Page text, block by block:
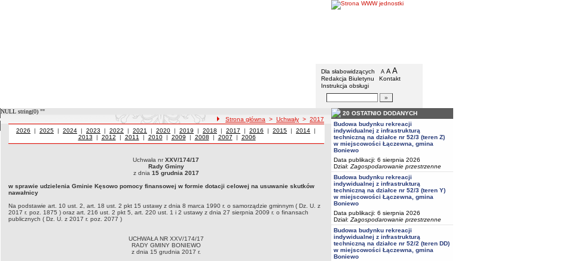
Urząd Gminy w Boniewie
Menu dodatkowe
Dla słabowidzących A pomniejsz czcionkę
A standardowy rozmiar czcionki
A
Redakcja Biuletynu
Kontakt
Instrukcja obsługi
Wyszukiwarka artykułów
NULL string(0) ""
ścieżka nawigacji
Strona główna > Uchwały > 2017
Uchwały z roku
2026 | Uchwały z roku
2025 | Uchwały z roku
2024 | Uchwały z roku
2023 | Uchwały z roku
2022 | Uchwały z roku
2021 | Uchwały z roku
2020 | Uchwały z roku
2019 | Uchwały z roku
2018 | Uchwały z roku
2017 | Uchwały z roku
2016 | Uchwały z roku
2015 | Uchwały z roku
2014 |
Uchwały z roku
2013 | Uchwały z roku
2012 | Uchwały z roku
2011 | Uchwały z roku
2010| Uchwały z roku
2009 | Uchwały z roku
2008 | Uchwały z roku
2007 | Uchwały z roku
2006
Uchwała nr XXV/174/17Rady Gminy z dnia 15 grudnia 2017w sprawie udzielenia Gminie Kęsowo pomocy finansowej w formie dotacji celowej na usuwanie skutków
nawałnicyNa podstawie art. 10 ust. 2, art. 18 ust. 2 pkt 15 ustawy z dnia 8 marca 1990 r. o samorządzie gminnym ( Dz. U. z 2017 r. poz. 1875 ) oraz art. 216 ust. 2 pkt 5, art. 220
Uchwała nrXXV/174/17
Rady Gminy
z dnia 15 grudnia 2017
w sprawie udzielenia Gminie Kęsowo pomocy finansowej w formie dotacji celowej na usuwanie skutków
nawałnicy
Na podstawie art. 10 ust. 2, art. 18 ust. 2 pkt 15 ustawy z dnia 8 marca 1990 r. o samorządzie gminnym ( Dz. U. z
2017 r. poz. 1875 ) oraz art. 216 ust. 2 pkt 5, art. 220 ust. 1 i 2 ustawy z dnia 27 sierpnia 2009 r. o finansach
publicznych ( Dz. U. z 2017 r. poz. 2077 )
UCHWAŁA NR XXV/174/17
RADY GMINY BONIEWO
z dnia 15 grudnia 2017 r.
20 OSTATNIO DODANYCH
Budowa budynku rekreacji
indywidualnej z infrastrukturą
techniczną na działce nr 52/3 (teren Z)
w miejscowości Łączewna, gmina
Boniewo
Data publikacji: 6 sierpnia 2026
Dział: Zagospodarowanie przestrzenne
Budowa budynku rekreacji
indywidualnej z infrastrukturą
techniczną na działce nr 52/3 (teren Y)
w miejscowości Łączewna, gmina
Boniewo
Data publikacji: 6 sierpnia 2026
Dział: Zagospodarowanie przestrzenne
Budowa budynku rekreacji
indywidualnej z infrastrukturą
techniczną na działce nr 52/2 (teren DD)
w miejscowości Łączewna, gmina
Boniewo